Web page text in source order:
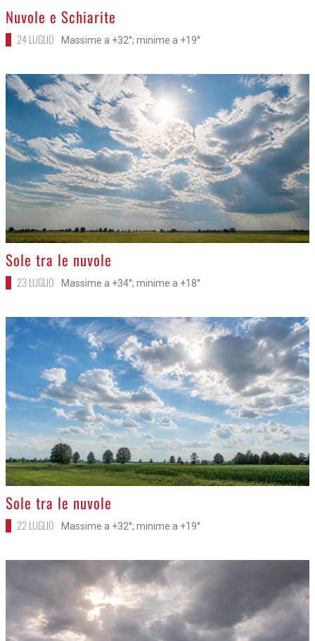
>
Nuvole e Schiarite
24 LUGLIO Massime a +32°; minime a +19°
>
Sole tra le nuvole
23 LUGLIO Massime a +34°; minime a +18°
>
Sole tra le nuvole
22 LUGLIO Massime a +32°; minime a +19°